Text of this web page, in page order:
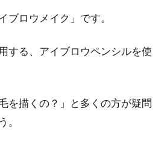
ブロウメイク」です。
する、アイブロウペンシルを使
を描くの？」と多くの方が疑問
。